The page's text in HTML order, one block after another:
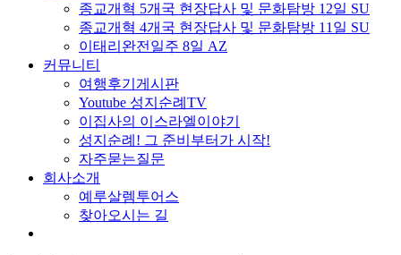
종교개혁 5개국 현장답사 및 문화탐방 12일 SU
종교개혁 4개국 현장답사 및 문화탐방 11일 SU
이태리완전일주 8일 AZ
커뮤니티
여행후기게시판
Youtube 성지순례TV
이집사의 이스라엘이야기
성지순례! 그 준비부터가 시작!
자주묻는질문
회사소개
예루살렘투어스
찾아오시는 길